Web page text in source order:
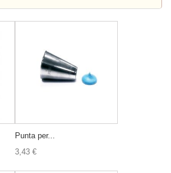
Punta per...
3,43 €